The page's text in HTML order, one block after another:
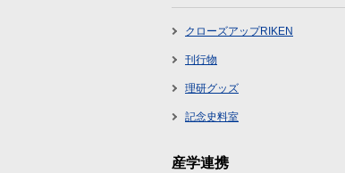
クローズアップRIKEN
刊行物
理研グッズ
記念史料室
産学連携